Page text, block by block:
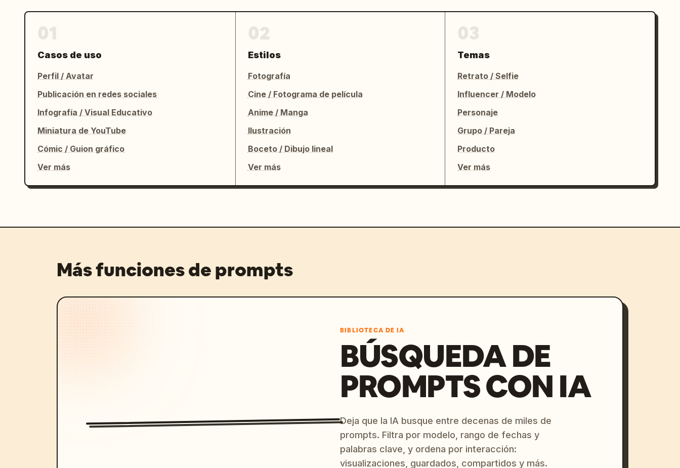
Casos de uso
Perfil / Avatar
Publicación en redes sociales
Infografía / Visual Educativo
Miniatura de YouTube
Cómic / Guion gráfico
Ver más
Estilos
Fotografía
Cine / Fotograma de película
Anime / Manga
Ilustración
Boceto / Dibujo lineal
Ver más
Temas
Retrato / Selfie
Influencer / Modelo
Personaje
Grupo / Pareja
Producto
Ver más
Más funciones de prompts
BIBLIOTECA DE IA
BÚSQUEDA DE
PROMPTS CON IA
Deja que la IA busque entre decenas de miles de
prompts. Filtra por modelo, rango de fechas y
palabras clave, y ordena por interacción:
visualizaciones, guardados, compartidos y más.